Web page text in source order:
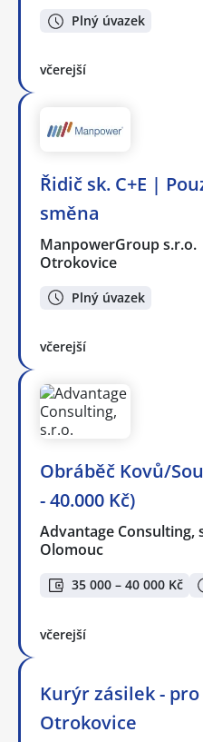
Plný úvazek
včerejší
Řidič sk. C+E |
směna
ManpowerGroup s.r.o.
Otrokovice
Plný úvazek
včerejší
Obráběč Kovů/
- 40.000 Kč)
Advantage Consulting,
Olomouc
35 000 – 40 000 Kč
včerejší
Kurýr zásilek - pro
Otrokovice